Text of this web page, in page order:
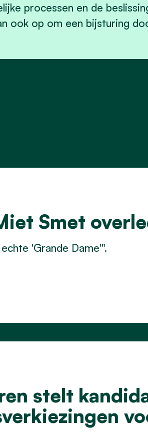
processen en de
ook op om een bijsturing
Smet
'Grande Dame'".
stelt